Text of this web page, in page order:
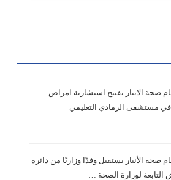
صحة الانبار يفتتح استشارية امراض
في مستشفى الرمادي التعليمي
صحة الأنبار يستقبل وفدًا وزاريًا من دائرة
التابعة لوزارة الصحة …